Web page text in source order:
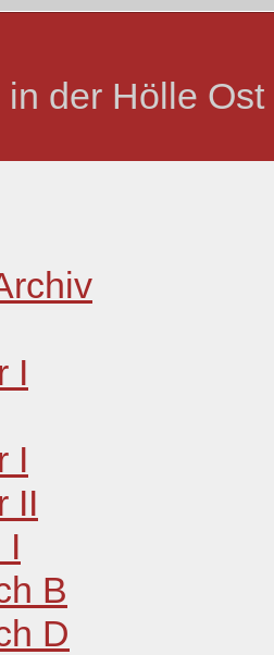
der Hölle Ost
I
I
II
I
B
D